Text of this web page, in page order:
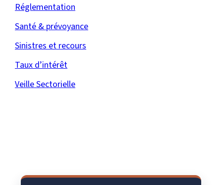
Réglementation
Santé & prévoyance
Sinistres et recours
Taux d’intérêt
Veille Sectorielle